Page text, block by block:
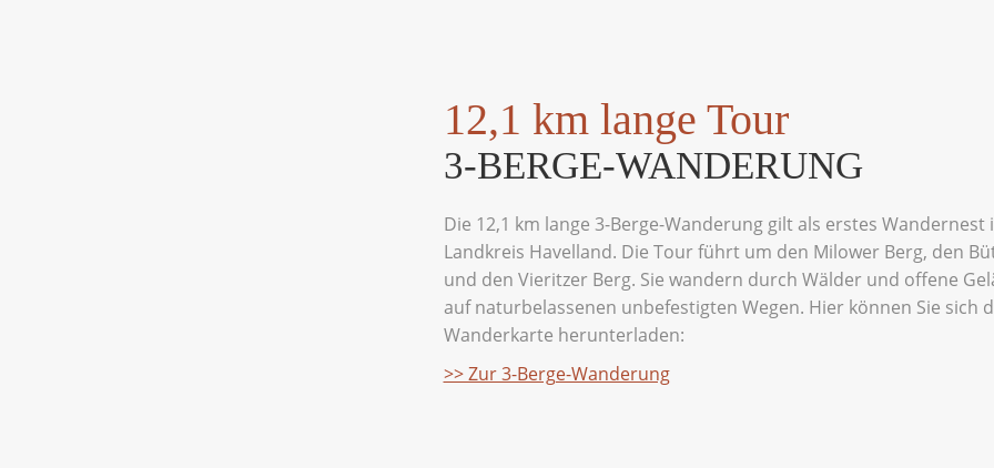
12,1 km lange Tour
3-BERGE-WANDERUNG
Die 12,1 km lange 3-Berge-Wanderung gilt als erstes Wandernest
Landkreis Havelland. Die Tour führt um den Milower Berg, den
und den Vieritzer Berg. Sie wandern durch Wälder und offene
auf naturbelassenen unbefestigten Wegen. Hier können Sie sich
Wanderkarte herunterladen:
>> Zur 3-Berge-Wanderung